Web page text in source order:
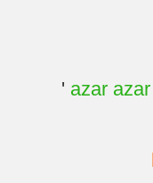
' azar azar